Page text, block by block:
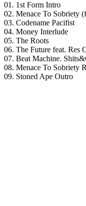
01. 1st Form Intro
02. Menace To Sobriety
03. Codename Pacifist
04. Money Interlude
05. The Roots
06. The Future feat. Res
07. Beat Machine.
08. Menace To Sobriety
09. Stoned Ape Outro